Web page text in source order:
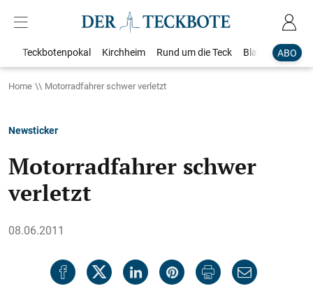
ABO
Teckbotenpokal Kirchheim Rund um die Teck Blaulicht
Home Motorradfahrer schwer verletzt
Newsticker
Motorradfahrer schwer
verletzt
08.06.2011